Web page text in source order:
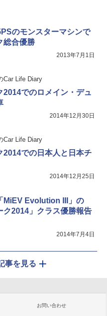
のモンスターマシンで
総合優勝
2013年7月1日
Car Life Diary
2014でのロメイン・デュ
2014年12月30日
Car Life Diary
2014での日本人と日本チ
2014年12月25日
MiEV Evolution III」の
ク2014」クラス優勝報告
2014年7月4日
事を見る
お問い合わせ